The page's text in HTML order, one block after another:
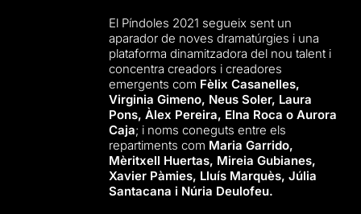
El Píndoles 2021 segueix sent un
aparador de noves dramatúrgies i una
plataforma dinamitzadora del nou talent i
concentra creadors i creadores
emergents com Fèlix Casanelles,
Virginia Gimeno, Neus Soler, Laura
Pons, Àlex Pereira, Elna Roca o Aurora
Caja; i noms coneguts entre els
repartiments com Maria Garrido,
Mèritxell Huertas, Mireia Gubianes,
Xavier Pàmies, Lluís Marquès, Júlia
Santacana i Núria Deulofeu.